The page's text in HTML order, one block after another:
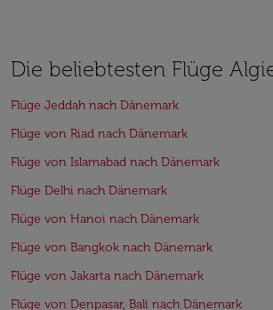
Die beliebtesten Flüge
Flüge Jeddah nach Dänemark
Flüge von Riad nach Dänemark
Flüge von Islamabad nach Dänemark
Flüge Delhi nach Dänemark
Flüge von Hanoi nach Dänemark
Flüge von Bangkok nach Dänemark
Flüge von Jakarta nach Dänemark
Flüge von Denpasar, Bali nach Dänemark